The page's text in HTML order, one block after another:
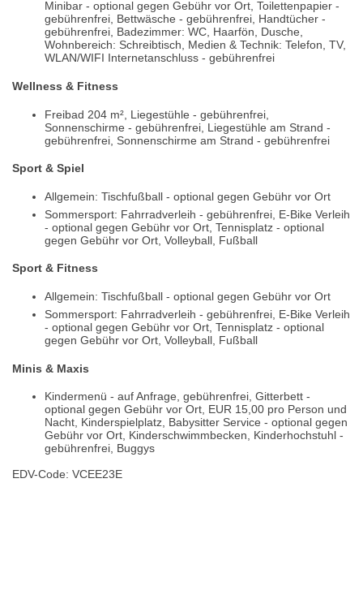
Minibar - optional gegen Gebühr vor Ort, Toilettenpapier -
gebührenfrei, Bettwäsche - gebührenfrei, Handtücher -
gebührenfrei, Badezimmer: WC, Haarfön, Dusche,
Wohnbereich: Schreibtisch, Medien & Technik: Telefon, TV,
WLAN/WIFI Internetanschluss - gebührenfrei
Wellness & Fitness
Freibad 204 m², Liegestühle - gebührenfrei,
Sonnenschirme - gebührenfrei, Liegestühle am Strand -
gebührenfrei, Sonnenschirme am Strand - gebührenfrei
Sport & Spiel
Allgemein: Tischfußball - optional gegen Gebühr vor Ort
Sommersport: Fahrradverleih - gebührenfrei, E-Bike Verleih
- optional gegen Gebühr vor Ort, Tennisplatz - optional
gegen Gebühr vor Ort, Volleyball, Fußball
Sport & Fitness
Allgemein: Tischfußball - optional gegen Gebühr vor Ort
Sommersport: Fahrradverleih - gebührenfrei, E-Bike Verleih
- optional gegen Gebühr vor Ort, Tennisplatz - optional
gegen Gebühr vor Ort, Volleyball, Fußball
Minis & Maxis
Kindermenü - auf Anfrage, gebührenfrei, Gitterbett -
optional gegen Gebühr vor Ort, EUR 15,00 pro Person und
Nacht, Kinderspielplatz, Babysitter Service - optional gegen
Gebühr vor Ort, Kinderschwimmbecken, Kinderhochstuhl -
gebührenfrei, Buggys
EDV-Code: VCEE23E